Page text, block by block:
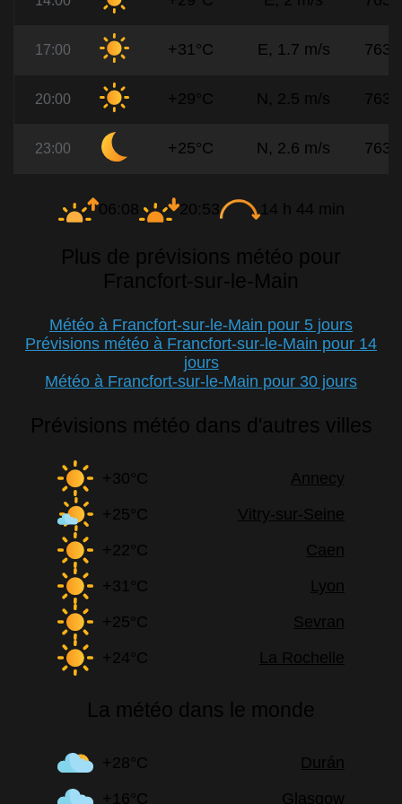
17:00 +31°C E, 1.7 m/s 763
20:00 +29°C N, 2.5 m/s 763
23:00 +25°C N, 2.6 m/s 763
06:08 20:53 14 h 44 min
Plus de prévisions météo pour
Francfort-sur-le-Main
Météo à Francfort-sur-le-Main pour 5 jours
Prévisions météo à Francfort-sur-le-Main pour 14
jours
Météo à Francfort-sur-le-Main pour 30 jours
Prévisions météo dans d'autres villes
+30°C
Annecy
+25°C
Vitry-sur-Seine
+22°C
Caen
+31°C
Lyon
+25°C
Sevran
+24°C
La Rochelle
La météo dans le monde
+28°C
Durán
+16°C
Glasgow